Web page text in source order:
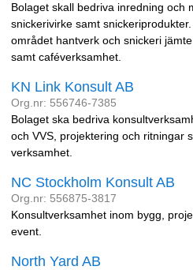
Bolaget skall bedriva inredning och
snickerivirke samt
området hantverk och snickeri
samt caféverksamhet.
KN Link Konsult AB
Org.nr: 556746-7385
Bolaget ska bedriva
och VVS, projektering och ritningar
verksamhet.
NC Stockholm Konsult AB
Org.nr: 556875-3817
Konsultverksamhet inom bygg,
event.
North Yard AB